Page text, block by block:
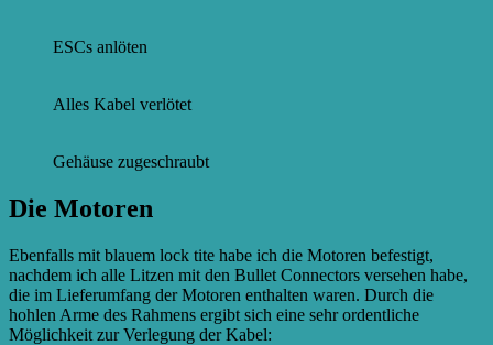
ESCs anlöten
Alles Kabel verlötet
Gehäuse zugeschraubt
Die Motoren
Ebenfalls mit blauem lock tite habe ich die Motoren befestigt,
nachdem ich alle Litzen mit den Bullet Connectors versehen habe,
die im Lieferumfang der Motoren enthalten waren. Durch die
hohlen Arme des Rahmens ergibt sich eine sehr ordentliche
Möglichkeit zur Verlegung der Kabel: